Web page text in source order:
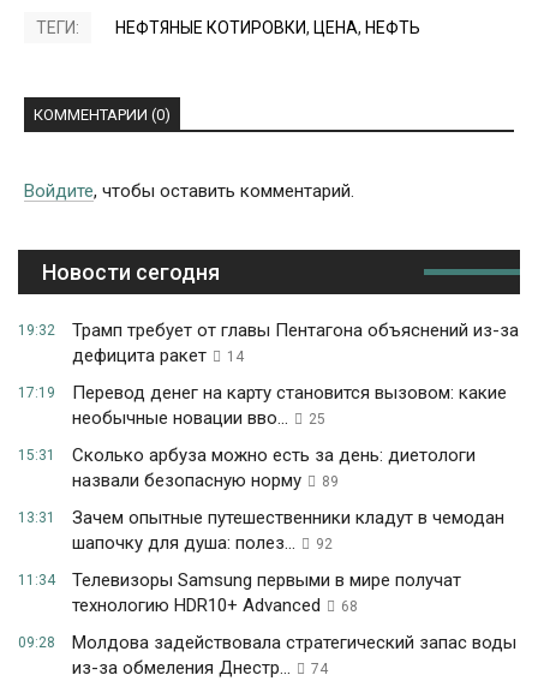
ТЕГИ: НЕФТЯНЫЕ КОТИРОВКИ, ЦЕНА, НЕФТЬ
КОММЕНТАРИИ (0)
Войдите, чтобы оставить комментарий.
Новости сегодня
19:32
Трамп требует от главы Пентагона объяснений из-за
дефицита ракет
14
17:19
Перевод денег на карту становится вызовом: какие
необычные новации вво...
25
15:31
Сколько арбуза можно есть за день: диетологи
назвали безопасную норму
89
13:31
Зачем опытные путешественники кладут в чемодан
шапочку для душа: полез...
92
11:34
Телевизоры Samsung первыми в мире получат
технологию HDR10+ Advanced
68
09:28
Молдова задействовала стратегический запас воды
из-за обмеления Днестр...
74